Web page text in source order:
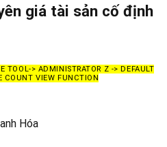
giá tài sản cố định
TOOL-> ADMINISTRATOR Z -> DEFAULT
COUNT VIEW FUNCTION
Hóa